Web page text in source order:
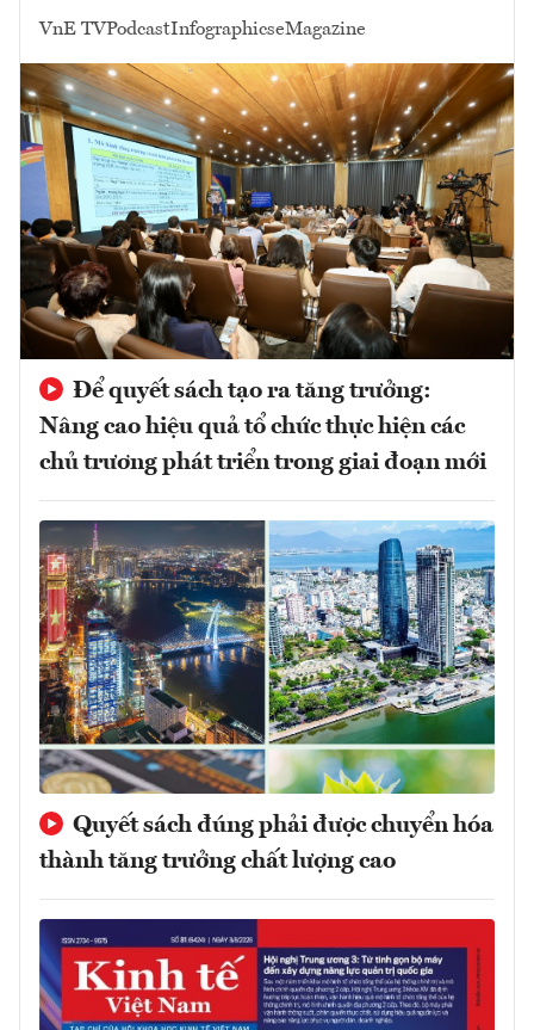
VnE TVPodcastInfographicseMagazine
Để quyết sách tạo ra tăng trưởng:
Nâng cao hiệu quả tổ chức thực hiện các
chủ trương phát triển trong giai đoạn mới
Quyết sách đúng phải được chuyển hóa
thành tăng trưởng chất lượng cao